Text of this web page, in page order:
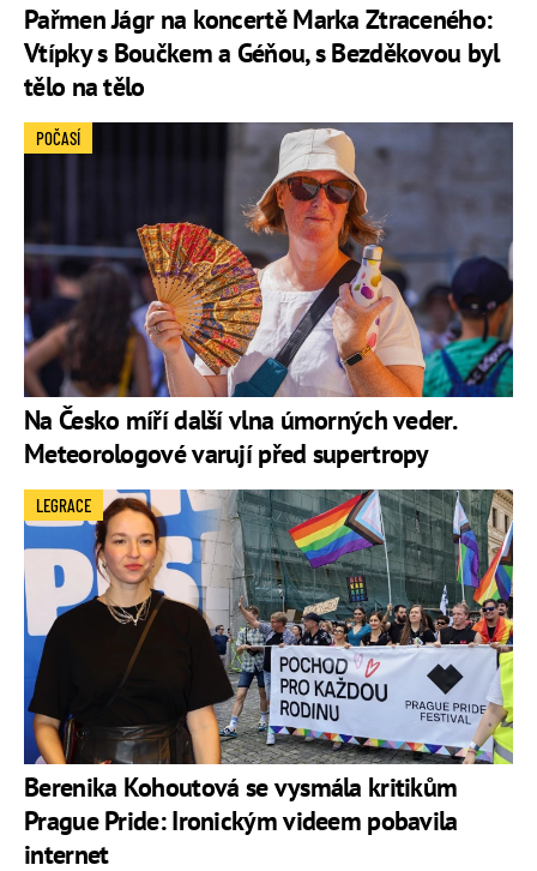
Pařmen Jágr na koncertě Marka Ztraceného:
Vtípky s Boučkem a Géňou, s Bezděkovou byl
tělo na tělo
Na Česko míří další vlna úmorných veder.
Meteorologové varují před supertropy
POČASÍ
Berenika Kohoutová se vysmála kritikům
Prague Pride: Ironickým videem pobavila
internet
LEGRACE